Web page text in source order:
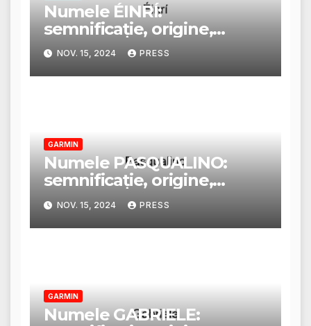
Numele ÉINRÍ:
semnificație, origine,
trăsături și personalitate
NOV. 15, 2024 PRESS
GARMIN
Numele PASQUALINO:
semnificație, origine,
trăsături și personalitate
NOV. 15, 2024 PRESS
GARMIN
Numele GABRIELE: